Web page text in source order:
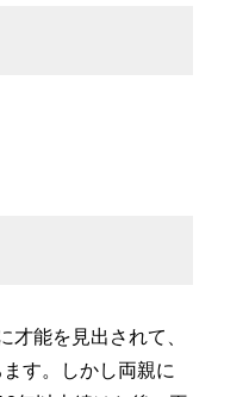
能を見出されて、
す。しかし両親に